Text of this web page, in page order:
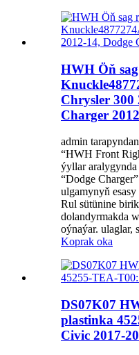
HWH Öň
Chrysler 300
Charger
admin
“HWH Front
ýyllar
“Dodge
ulgamynyň
Rul sütünine
dolandyrmakda
oýnaýar. ulaglar,
Koprak oka
DS07K07
plastinka
Civic 2017-